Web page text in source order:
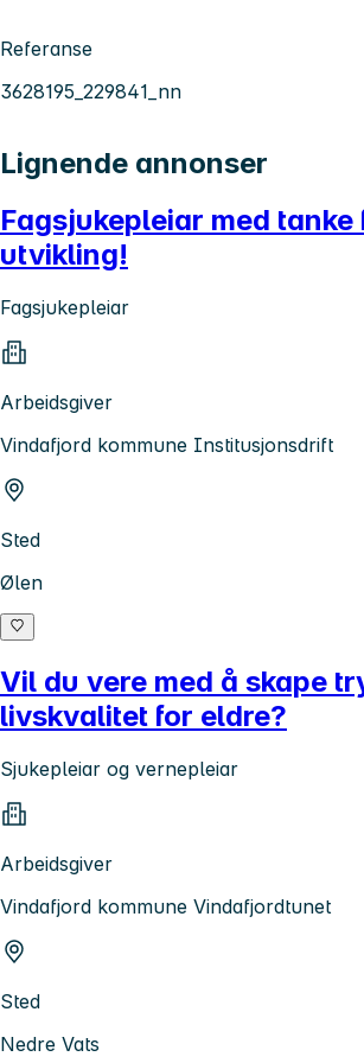
Referanse
3628195_229841_nn
Lignende annonser
Fagsjukepleiar med tanke
utvikling!
Fagsjukepleiar
Arbeidsgiver
Vindafjord kommune Institusjonsdrift
Sted
Ølen
Vil du vere med å skape
livskvalitet for eldre?
Sjukepleiar og vernepleiar
Arbeidsgiver
Vindafjord kommune Vindafjordtunet
Sted
Nedre Vats